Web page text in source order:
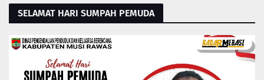
SELAMAT HARI SUMPAH PEMUDA